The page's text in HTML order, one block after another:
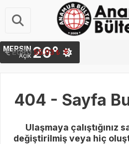
EURO 55.03 ₺
STERLIN 64.24 ₺
MERSIN
Açık 26°
404 - Sayfa
Ulaşmaya çalıştığınız
değiştirilmiş veya hiç